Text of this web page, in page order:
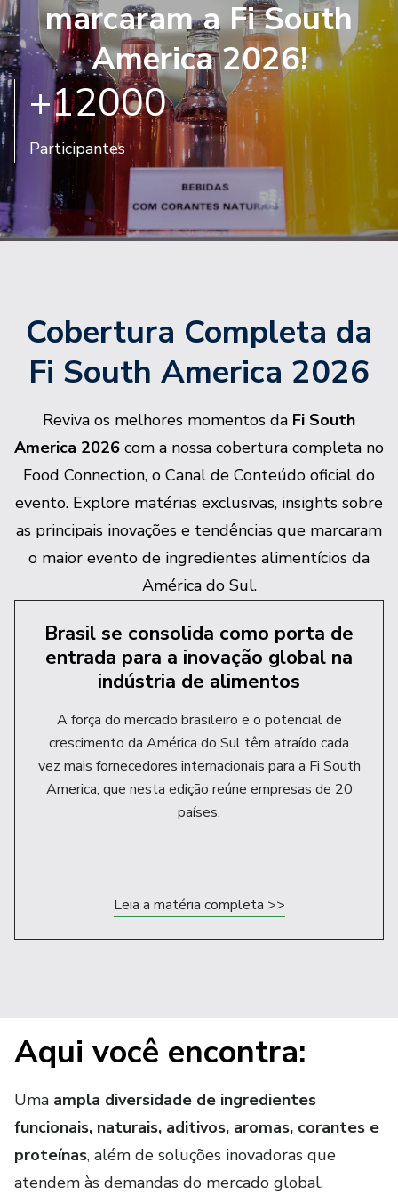
marcaram a Fi South
America 2026!
+12000
Participantes
Cobertura Completa da
Fi South America 2026
Reviva os melhores momentos da Fi South
America 2026 com a nossa cobertura completa no
Food Connection, o Canal de Conteúdo oficial do
evento. Explore matérias exclusivas, insights sobre
as principais inovações e tendências que marcaram
o maior evento de ingredientes alimentícios da
América do Sul.
Brasil se consolida como porta de
entrada para a inovação global na
indústria de alimentos
A força do mercado brasileiro e o potencial de
crescimento da América do Sul têm atraído cada
vez mais fornecedores internacionais para a Fi South
America, que nesta edição reúne empresas de 20
países.
Leia a matéria completa >>
Aqui você encontra:
Uma ampla diversidade de ingredientes
funcionais, naturais, aditivos, aromas, corantes e
proteínas, além de soluções inovadoras que
atendem às demandas do mercado global.